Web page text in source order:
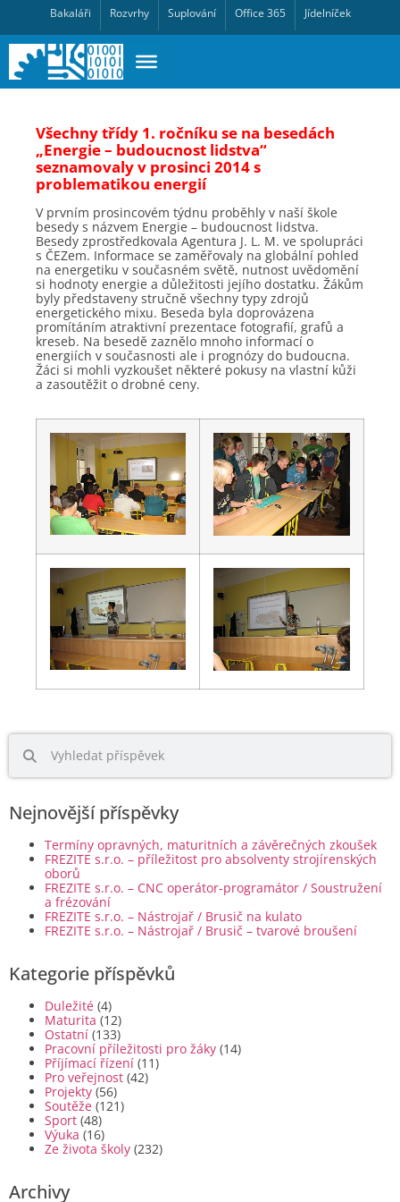
Bakaláři Rozvrhy Suplování Office 365 Jídelníček
Nejnovější příspěvky
Termíny opravných, maturitních a závěrečných zkoušek
FREZITE s.r.o. – příležitost pro absolventy strojírenských
oborů
FREZITE s.r.o. – CNC operátor-programátor / Soustružení
a frézování
FREZITE s.r.o. – Nástrojař / Brusič na kulato
FREZITE s.r.o. – Nástrojař / Brusič – tvarové broušení
Kategorie příspěvků
Duležité (4)
Maturita (12)
Ostatní (133)
Pracovní příležitosti pro žáky (14)
Příjímací řízení (11)
Pro veřejnost (42)
Projekty (56)
Soutěže (121)
Sport (48)
Výuka (16)
Ze života školy (232)
Archivy
Všechny třídy 1. ročníku se na besedách
„Energie – budoucnost lidstva“
seznamovaly v prosinci 2014 s
problematikou energií
V prvním prosincovém týdnu proběhly v naší škole
besedy s názvem Energie – budoucnost lidstva.
Besedy zprostředkovala Agentura J. L. M. ve spolupráci
s ČEZem. Informace se zaměřovaly na globální pohled
na energetiku v současném světě, nutnost uvědomění
si hodnoty energie a důležitosti jejího dostatku. Žákům
byly představeny stručně všechny typy zdrojů
energetického mixu. Beseda byla doprovázena
promítáním atraktivní prezentace fotografií, grafů a
kreseb. Na besedě zaznělo mnoho informací o
energiích v současnosti ale i prognózy do budoucna.
Žáci si mohli vyzkoušet některé pokusy na vlastní kůži
a zasoutěžit o drobné ceny.